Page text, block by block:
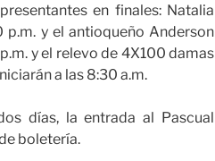
en finales: Natalia
y el antioqueño Anderson
y el relevo de 4X100 damas
a las 8:30 a.m.
días, la entrada al Pascual
boletería.